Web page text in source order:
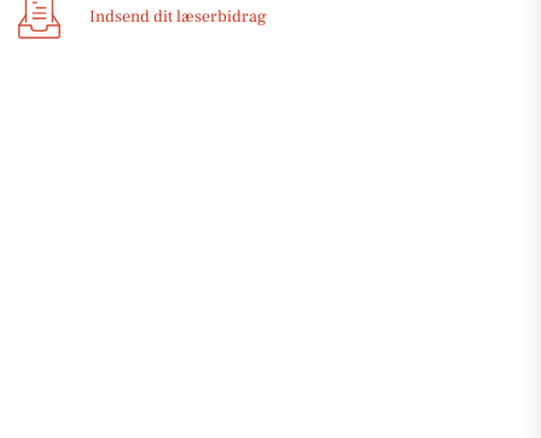
Indsend dit læserbidrag